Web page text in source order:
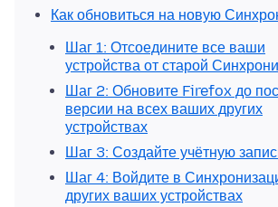
Как обновиться на новую
Шаг 1: Отсоедините все ваши
устройства от старой
Шаг 2: Обновите Firefox до
версии на всех ваших других
устройствах
Шаг 3: Создайте учётную
Шаг 4: Войдите в
других ваших устройствах